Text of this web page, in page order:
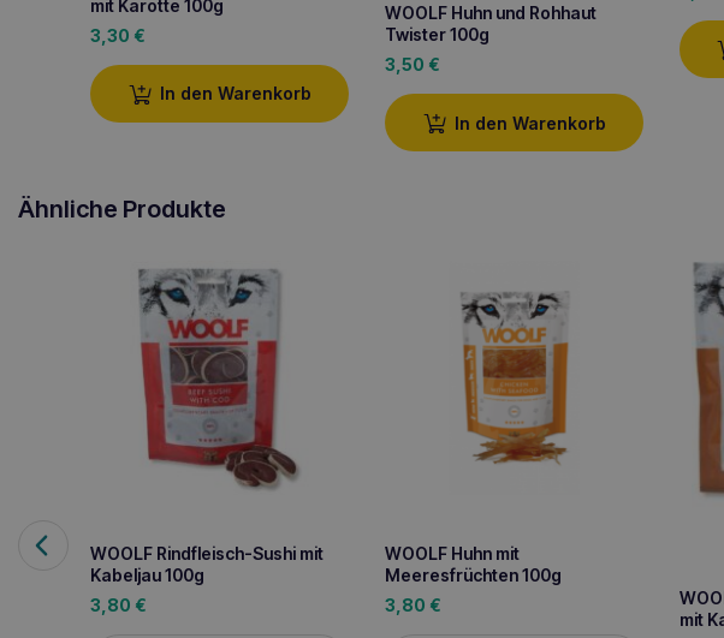
mit Karotte 100g
3,30 €
In den Warenkorb
WOOLF Huhn und Rohhaut
Twister 100g
3,50 €
In den Warenkorb
Ähnliche Produkte
WOOLF Rindfleisch-Sushi mit
Kabeljau 100g
3,80 €
WOOLF Huhn mit
Meeresfrüchten 100g
3,80 €
mit